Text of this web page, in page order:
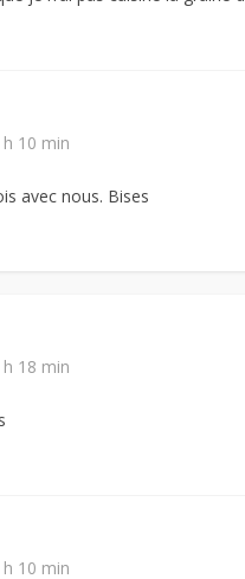
10 min
avec nous. Bises
18 min
10 min